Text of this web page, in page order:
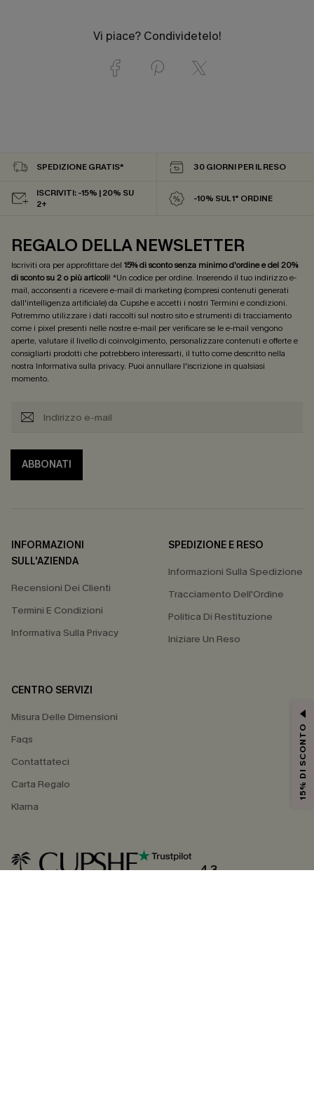
Vi piace? Condividetelo!
SPEDIZIONE GRATIS* 30 GIORNI PER IL RESO
ISCRIVITI: -15% | 20% SU
2+
-10% SUL 1° ORDINE
REGALO DELLA NEWSLETTER
Iscriviti ora per approfittare del 15% di sconto senza minimo d'ordine e del 20%
di sconto su 2 o più articoli! *Un codice per ordine. Inserendo il tuo indirizzo e-
mail, acconsenti a ricevere e-mail di marketing (compresi contenuti generati
dall'intelligenza artificiale) da Cupshe e accetti i nostri Termini e condizioni.
Potremmo utilizzare i dati raccolti sul nostro sito e strumenti di tracciamento
come i pixel presenti nelle nostre e-mail per verificare se le e-mail vengono
aperte, valutare il livello di coinvolgimento, personalizzare contenuti e offerte e
consigliarti prodotti che potrebbero interessarti, il tutto come descritto nella
nostra Informativa sulla privacy. Puoi annullare l'iscrizione in qualsiasi
momento.
ABBONATI
INFORMAZIONI
SULL'AZIENDA
Recensioni Dei Clienti
Termini E Condizioni
Informativa Sulla Privacy
SPEDIZIONE E RESO
Informazioni Sulla Spedizione
Tracciamento Dell'Ordine
Politica Di Restituzione
Iniziare Un Reso
CENTRO SERVIZI
Misura Delle Dimensioni
Faqs
Contattateci
Carta Regalo
Klarna
4.3
15% DI SCONTO